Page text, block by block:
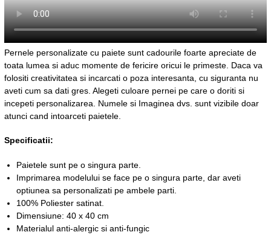
Pernele personalizate cu paiete sunt cadourile foarte apreciate de
toata lumea si aduc momente de fericire oricui le primeste. Daca va
folositi creativitatea si incarcati o poza interesanta, cu siguranta nu
aveti cum sa dati gres. Alegeti culoare pernei pe care o doriti si
incepeti personalizarea. Numele si Imaginea dvs. sunt vizibile doar
atunci cand intoarceti paietele.
Specificatii:
Paietele sunt pe o singura parte.
Imprimarea modelului se face pe o singura parte, dar aveti
optiunea sa personalizati pe ambele parti.
100% Poliester satinat.
Dimensiune: 40 x 40 cm
Materialul anti-alergic si anti-fungic